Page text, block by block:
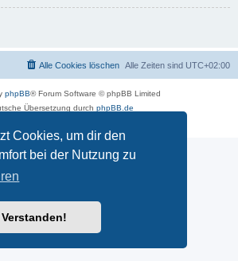
Cookies, um dir den
bei der Nutzung zu
Verstanden!
Alle Zeiten sind UTC+02:00
Alle Cookies löschen
phpBB® Forum Software © phpBB Limited
Übersetzung durch phpBB.de